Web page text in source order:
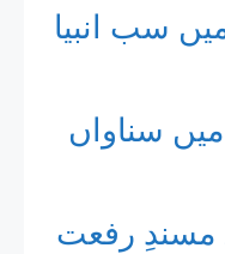
سب انبیا
سناواں
رفعت